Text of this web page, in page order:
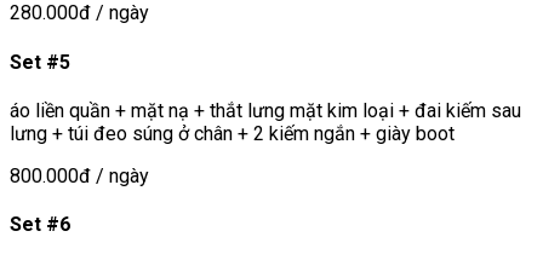
280.000đ / ngày
Set #5
áo liền quần + mặt nạ + thắt lưng mặt kim loại + đai kiếm sau
lưng + túi đeo súng ở chân + 2 kiếm ngắn + giày boot
800.000đ / ngày
Set #6